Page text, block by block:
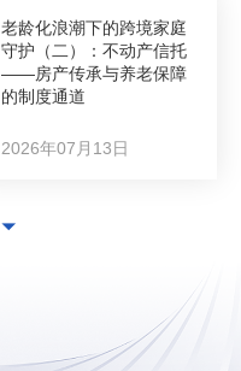
老龄化浪潮下的跨境家庭
守护（二）：不动产信托
——房产传承与养老保障
的制度通道
2026年07月13日